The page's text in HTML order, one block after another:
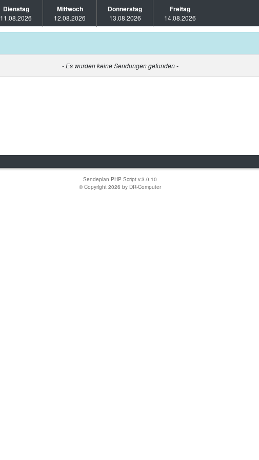
Dienstag
11.08.2026
Mittwoch
12.08.2026
Donnerstag
13.08.2026
Freitag
14.08.2026
- Es wurden keine Sendungen gefunden -
Sendeplan PHP Script v.3.0.10
© Copyright 2026 by DR-Computer